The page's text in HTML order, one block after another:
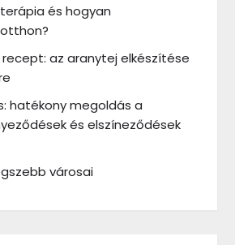
és hogyan
az aranytej elkészítése
hatékony megoldás a
és elszíneződések
városai